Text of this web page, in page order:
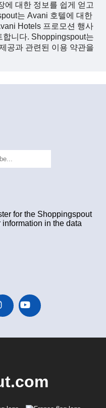
에 대한 정보를 쉽게 얻고
는 Avani 호텔에 대한
Hotels 프로모션 행사
합니다. Shoppingspout는
공과 관련된 이용 약관을
for the Shoppingspout
in the data